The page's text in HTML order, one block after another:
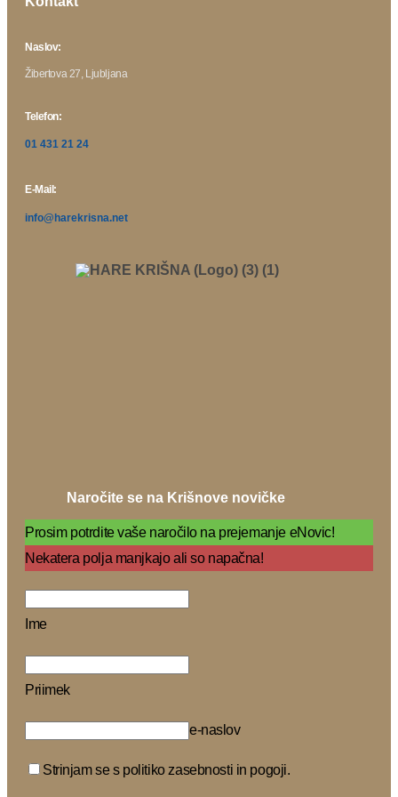
Naslov:
Žibertova 27, Ljubljana
Telefon:
01 431 21 24
E-Mail:
info@harekrisna.net
Naročite se na Krišnove novičke
Prosim potrdite vaše naročilo na prejemanje eNovic!
Nekatera polja manjkajo ali so napačna!
Ime
Priimek
e-naslov
Strinjam se s politiko zasebnosti in pogoji.